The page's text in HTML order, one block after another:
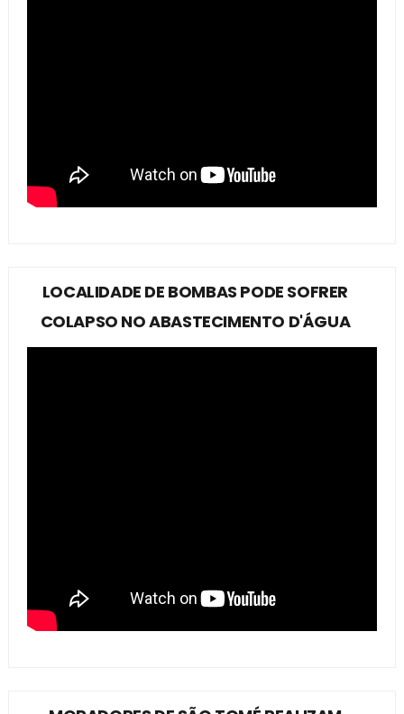
LOCALIDADE DE BOMBAS PODE SOFRER
COLAPSO NO ABASTECIMENTO D'ÁGUA